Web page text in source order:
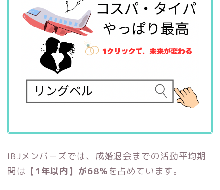
IBJメンバーズでは、成婚退会までの活動平均期
間は 【1年以内】が68％ を占めています。